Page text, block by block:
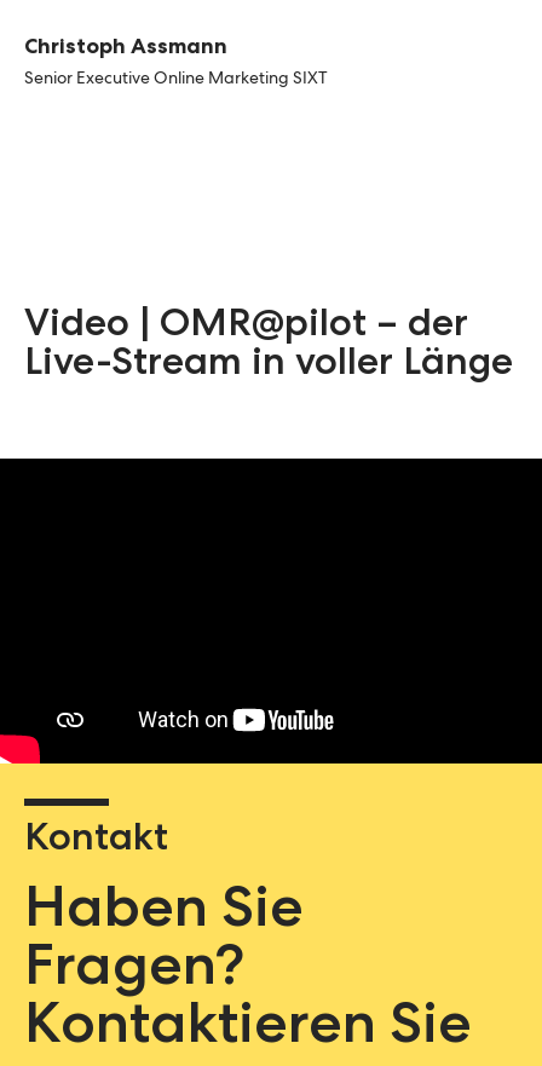
Christoph Assmann
Senior Executive Online Marketing SIXT
Video | OMR@pilot – der
Live-Stream in voller Länge
Kontakt
Haben Sie
Fragen?
Kontaktieren Sie